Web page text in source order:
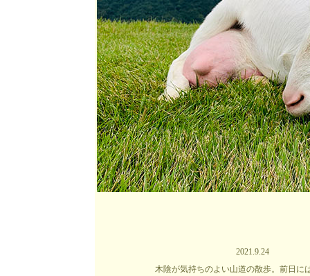
2021.9.24
木陰が気持ちのよい山道の散歩。前日に